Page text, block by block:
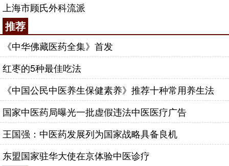
上海市顾氏外科流派
推荐
《中华佛藏医药全集》首发
红枣的5种最佳吃法
《中国公民中医养生保健素养》推荐十种常用养生法
国家中医药局曝光一批虚假违法中医医疗广告
王国强：中医药发展列为国家战略具备良机
东盟国家驻华大使在京体验中医诊疗